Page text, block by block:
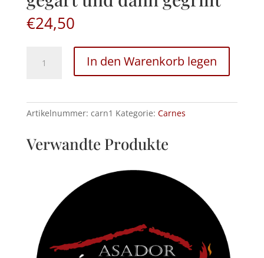
€24,50
Spanferkelschulter
Temperatur
dann
In den Warenkorb legen
Artikelnummer: carn1 Kategorie: Carnes
Verwandte Produkte